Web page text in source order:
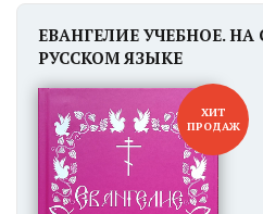
ЕВАНГЕЛИЕ УЧЕБНОЕ.
РУССКОМ ЯЗЫКЕ
ХИТ
ПРОДАЖ